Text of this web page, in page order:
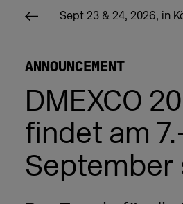
Sept 23 & 24, 2026, in
ANNOUNCEMENT
DMEXCO
findet am